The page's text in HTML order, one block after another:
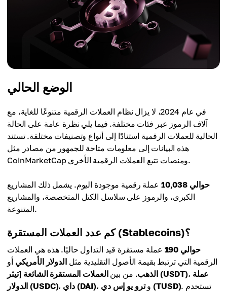
الوضع الحالي
في عام 2024، لا يزال نظام العملات الرقمية متنوعًا للغاية، مع
آلاف الرموز عبر فئات مختلفة. فيما يلي نظرة عامة على الحالة
الحالية للعملات الرقمية استنادًا إلى أنواع وتصنيفات مختلفة. تستند
هذه البيانات إلى معلومات متاحة للجمهور من مصادر مثل
CoinMarketCap ومنصات تتبع العملات الرقمية الأخرى.
حوالي 10,038
عملة رقمية موجودة اليوم. يشمل ذلك المشاريع
الكبرى، والرموز على سلاسل الكتل المتخصصة، والمشاريع
المتنوعة.
كم عدد العملات المستقرة (Stablecoins)؟
حوالي 190
عملة مستقرة قيد التداول حاليًا. هذه هي العملات
الرقمية التي ترتبط بقيمة الأصول التقليدية مثلالدولار الأمريكي أو
الذهب. من بينالعملات المستقرة الشائعة [ تيثر (USDT)، عملة
الدولار (USDC)، داي (DAI) ، و ترو يو إس دي (TUSD). تستخدم